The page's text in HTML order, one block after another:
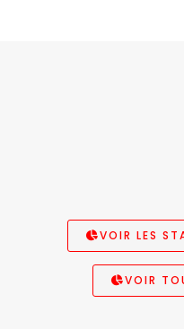
VOIR LES
VOIR